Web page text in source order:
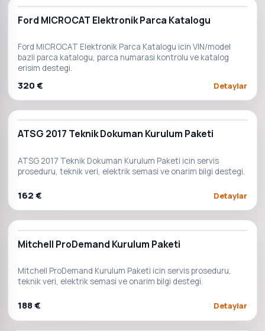
Ford MICROCAT Elektronik Parca Katalogu
Ford MICROCAT Elektronik Parca Katalogu icin VIN/model
bazli parca katalogu, parca numarasi kontrolu ve katalog
erisim destegi.
320 € Detaylar
ATSG 2017 Teknik Dokuman Kurulum Paketi
ATSG 2017 Teknik Dokuman Kurulum Paketi icin servis
proseduru, teknik veri, elektrik semasi ve onarim bilgi destegi.
162 € Detaylar
Mitchell ProDemand Kurulum Paketi
Mitchell ProDemand Kurulum Paketi icin servis proseduru,
teknik veri, elektrik semasi ve onarim bilgi destegi.
188 € Detaylar